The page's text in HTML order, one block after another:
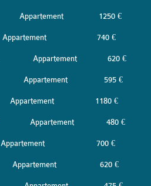
Appartement 1250 €
Appartement 740 €
Appartement 620 €
Appartement 595 €
Appartement 1180 €
Appartement 480 €
Appartement 700 €
Appartement 620 €